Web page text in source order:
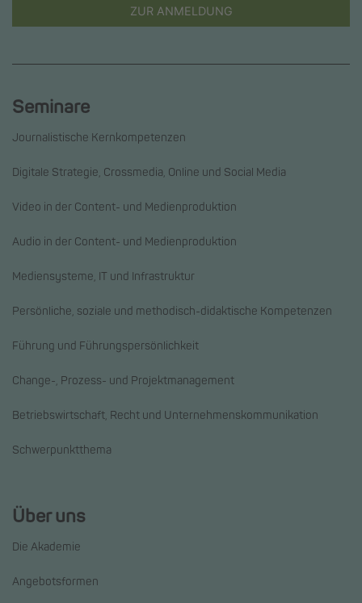
ZUR ANMELDUNG
Seminare
Journalistische Kernkompetenzen
Digitale Strategie, Crossmedia, Online und Social Media
Video in der Content- und Medienproduktion
Audio in der Content- und Medienproduktion
Mediensysteme, IT und Infrastruktur
Persönliche, soziale und methodisch-didaktische Kompetenzen
Führung und Führungspersönlichkeit
Change-, Prozess- und Projektmanagement
Betriebswirtschaft, Recht und Unternehmenskommunikation
Schwerpunktthema
Über uns
Die Akademie
Angebotsformen